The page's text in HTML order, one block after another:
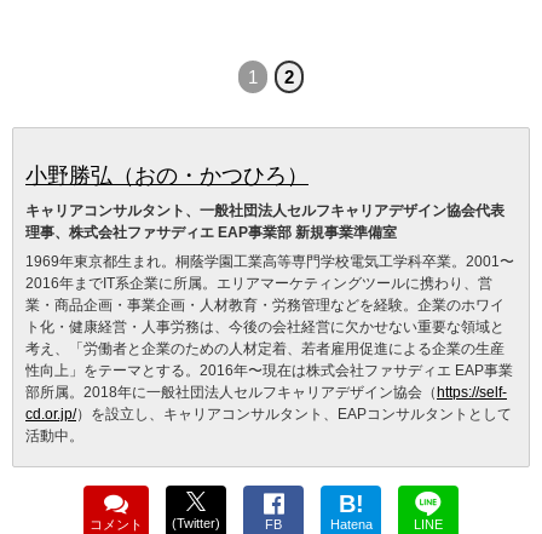
1 2
小野勝弘（おの・かつひろ）
キャリアコンサルタント、一般社団法人セルフキャリアデザイン協会代表
理事、株式会社ファサディエ EAP事業部 新規事業準備室
1969年東京都生まれ。桐蔭学園工業高等専門学校電気工学科卒業。2001〜
2016年までIT系企業に所属。エリアマーケティングツールに携わり、営
業・商品企画・事業企画・人材教育・労務管理などを経験。企業のホワイ
ト化・健康経営・人事労務は、今後の会社経営に欠かせない重要な領域と
考え、「労働者と企業のための人材定着、若者雇用促進による企業の生産
性向上」をテーマとする。2016年〜現在は株式会社ファサディエ EAP事業
部所属。2018年に一般社団法人セルフキャリアデザイン協会（ https://self-
cd.or.jp/）を設立し、キャリアコンサルタント、EAPコンサルタントとして
活動中。
コメント (Twitter) FB
B!
Hatena LINE